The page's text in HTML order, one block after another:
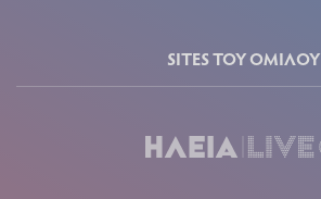
SITES ΤΟΥ ΟΜΙΛΟΥ